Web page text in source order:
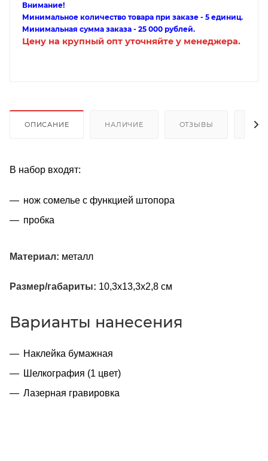
Внимание!
Минимальное количество товара при заказе - 5 единиц.
Минимальная сумма заказа - 25 000 рублей.
Цену на крупный опт уточняйте у менеджера.
ОПИСАНИЕ НАЛИЧИЕ ОТЗЫВЫ
В набор входят:
нож сомелье с функцией штопора
пробка
Материал: металл
Размер/габариты: 10,3х13,3х2,8 см
Варианты нанесения
Наклейка бумажная
Шелкография (1 цвет)
Лазерная гравировка